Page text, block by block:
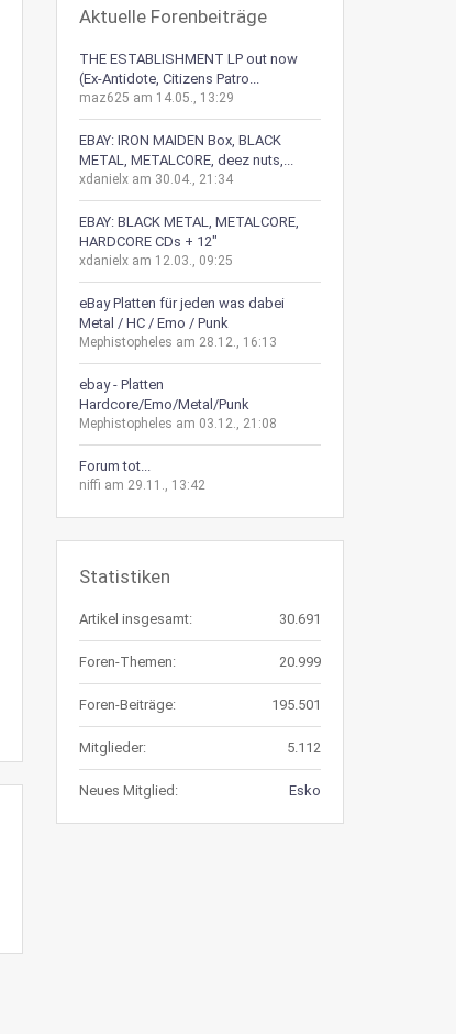
Aktuelle Forenbeiträge
THE ESTABLISHMENT LP out now
(Ex-Antidote, Citizens Patro...
maz625 am 14.05., 13:29
EBAY: IRON MAIDEN Box, BLACK
METAL, METALCORE, deez nuts,...
xdanielx am 30.04., 21:34
EBAY: BLACK METAL, METALCORE,
HARDCORE CDs + 12"
xdanielx am 12.03., 09:25
eBay Platten für jeden was dabei
Metal / HC / Emo / Punk
Mephistopheles am 28.12., 16:13
ebay - Platten
Hardcore/Emo/Metal/Punk
Mephistopheles am 03.12., 21:08
Forum tot...
niffi am 29.11., 13:42
Statistiken
Artikel insgesamt: 30.691
Foren-Themen: 20.999
Foren-Beiträge: 195.501
Mitglieder: 5.112
Neues Mitglied: Esko